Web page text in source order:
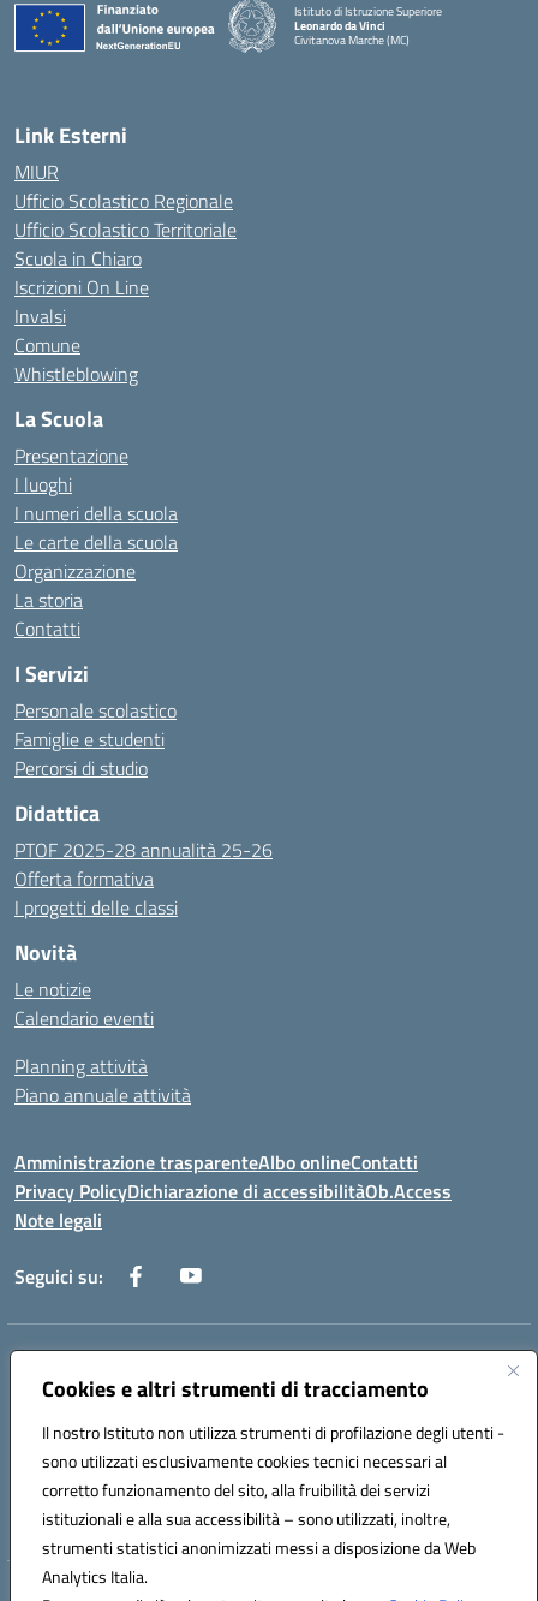
Cookies e altri strumenti di tracciamento
Il nostro Istituto non utilizza strumenti di profilazione degli utenti -
sono utilizzati esclusivamente cookies tecnici necessari al
corretto funzionamento del sito, alla fruibilità dei servizi
istituzionali e alla sua accessibilità – sono utilizzati, inoltre,
strumenti statistici anonimizzati messi a disposizione da Web
Analytics Italia.
Istituto di Istruzione Superiore
Leonardo da Vinci
Civitanova Marche (MC)
Link Esterni
MIUR
Ufficio Scolastico Regionale
Ufficio Scolastico Territoriale
Scuola in Chiaro
Iscrizioni On Line
Invalsi
Comune
Whistleblowing
La Scuola
Presentazione
I luoghi
I numeri della scuola
Le carte della scuola
Organizzazione
La storia
Contatti
I Servizi
Personale scolastico
Famiglie e studenti
Percorsi di studio
Didattica
PTOF 2025-28 annualità 25-26
Offerta formativa
I progetti delle classi
Novità
Le notizie
Calendario eventi
Planning attività
Piano annuale attività
Amministrazione trasparenteAlbo onlineContatti
Privacy PolicyDichiarazione di accessibilitàOb.Access
Note legali
Seguici su:
Indirizzo:
Centralino:0733/815931 - 0733/784180
Posta elettronica certificata (PEC):MCIS00200P@pec.istruzione.it
Codice fiscale: 80006860433
Codice meccanografico: MCIS00200P
Hosting & Powered by 3D Solution S.r.l.